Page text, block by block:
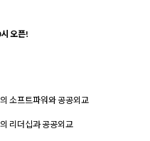
오픈!
소프트파워와 공공외교
리더십과 공공외교